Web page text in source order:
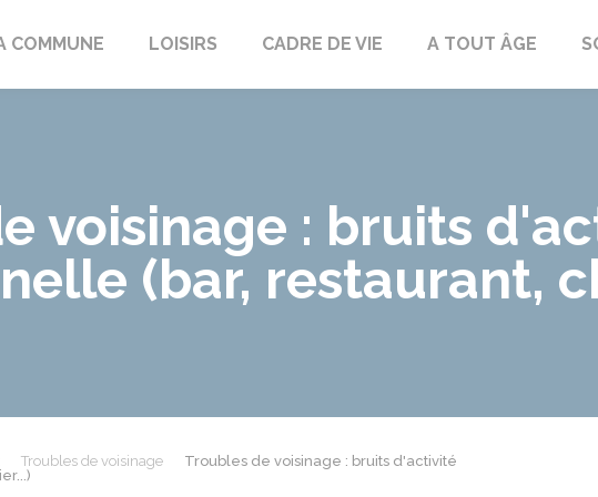
COMMUNE LOISIRS CADRE DE VIE A TOUT ÂGE
voisinage : bruits
(bar, restaurant,
Troubles de voisinage
Troubles de voisinage : bruits d'activité